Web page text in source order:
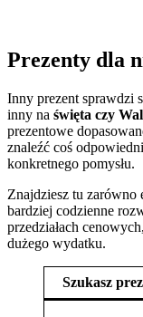
Prezenty dla
Inny prezent sprawdzi
inny na święta czy
prezentowe
znaleźć coś
konkretnego pomysłu.
Znajdziesz tu zarówno
bardziej codzienne
przedziałach
dużego wydatku.
Szukasz